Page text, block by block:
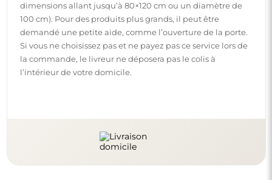
dimensions allant jusqu’à 80×120 cm ou un diamètre de
100 cm). Pour des produits plus grands, il peut être
demandé une petite aide, comme l’ouverture de la porte.
Si vous ne choisissez pas et ne payez pas ce service lors de
la commande, le livreur ne déposera pas le colis à
l’intérieur de votre domicile.